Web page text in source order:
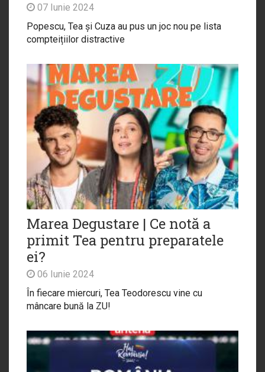
07 Iunie 2024
Popescu, Tea și Cuza au pus un joc nou pe lista
compteițiilor distractive
Marea Degustare | Ce notă a
primit Tea pentru preparatele
ei?
06 Iunie 2024
În fiecare miercuri, Tea Teodorescu vine cu
mâncare bună la ZU!